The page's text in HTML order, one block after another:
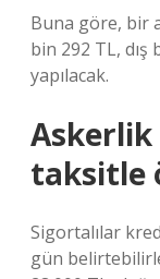
Buna göre, bir
bin 292 TL,
yapılacak.
Askerlik
taksitle
Sigortalılar
gün